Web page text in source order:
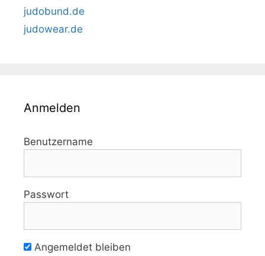
judobund.de
judowear.de
Anmelden
Benutzername
Passwort
Angemeldet bleiben